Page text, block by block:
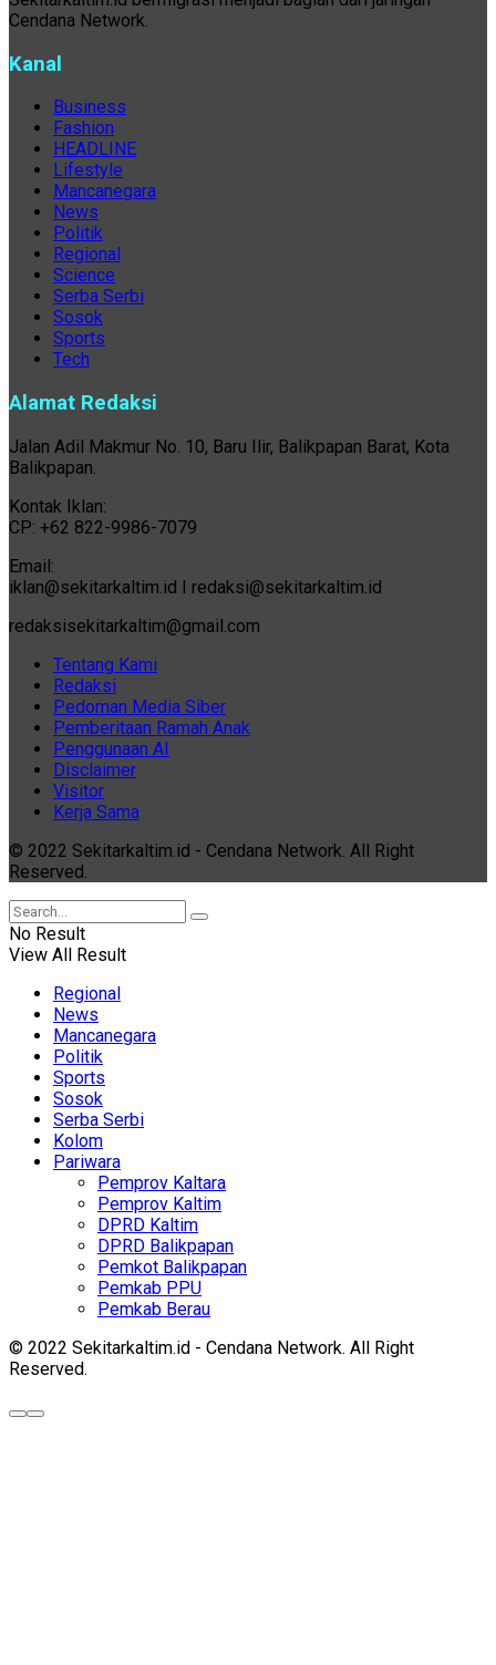
Cendana Network.
Kanal
Business
Fashion
HEADLINE
Lifestyle
Mancanegara
News
Politik
Regional
Science
Serba Serbi
Sosok
Sports
Tech
Alamat Redaksi
Jalan Adil Makmur No. 10, Baru Ilir, Balikpapan Barat, Kota
Balikpapan.
Kontak Iklan:
CP: +62 822-9986-7079
Email:
iklan@sekitarkaltim.id I redaksi@sekitarkaltim.id
redaksisekitarkaltim@gmail.com
Tentang Kami
Redaksi
Pedoman Media Siber
Pemberitaan Ramah Anak
Penggunaan AI
Disclaimer
Visitor
Kerja Sama
© 2022 Sekitarkaltim.id - Cendana Network. All Right
Reserved.
No Result
View All Result
Regional
News
Mancanegara
Politik
Sports
Sosok
Serba Serbi
Kolom
Pariwara
Pemprov Kaltara
Pemprov Kaltim
DPRD Kaltim
DPRD Balikpapan
Pemkot Balikpapan
Pemkab PPU
Pemkab Berau
© 2022 Sekitarkaltim.id - Cendana Network. All Right
Reserved.